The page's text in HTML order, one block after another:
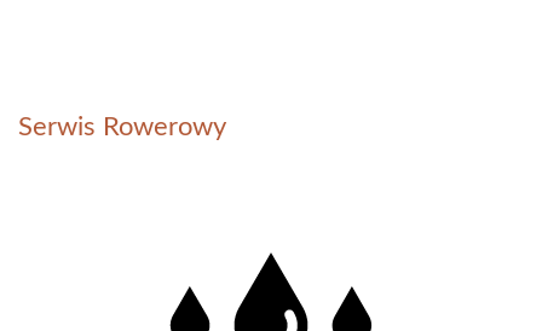
Serwis Rowerowy